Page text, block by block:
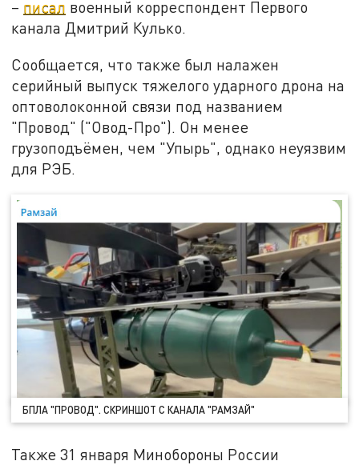
– писал военный корреспондент Первого
канала Дмитрий Кулько.
Сообщается, что также был налажен
серийный выпуск тяжелого ударного дрона на
оптоволоконной связи под названием
"Провод" ("Овод-Про"). Он менее
грузоподъёмен, чем "Упырь", однако неуязвим
для РЭБ.
БПЛА "ПРОВОД". СКРИНШОТ С КАНАЛА "РАМЗАЙ"
Также 31 января Минобороны России